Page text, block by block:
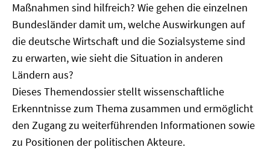
Maßnahmen sind hilfreich? Wie gehen die einzelnen
Bundesländer damit um, welche Auswirkungen auf
die deutsche Wirtschaft und die Sozialsysteme sind
zu erwarten, wie sieht die Situation in anderen
Ländern aus?
Dieses Themendossier stellt wissenschaftliche
Erkenntnisse zum Thema zusammen und ermöglicht
den Zugang zu weiterführenden Informationen sowie
zu Positionen der politischen Akteure.